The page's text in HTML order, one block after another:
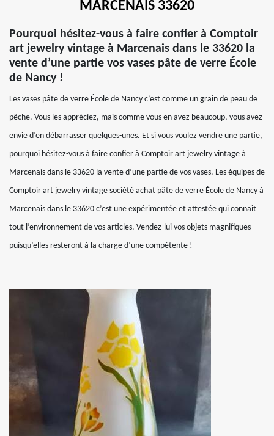
MARCENAIS 33620
Pourquoi hésitez-vous à faire confier à Comptoir
art jewelry vintage à Marcenais dans le 33620 la
vente d’une partie vos vases pâte de verre École
de Nancy !
Les vases pâte de verre École de Nancy c’est comme un grain de peau de
pêche. Vous les appréciez, mais comme vous en avez beaucoup, vous avez
envie d’en débarrasser quelques-unes. Et si vous voulez vendre une partie,
pourquoi hésitez-vous à faire confier à Comptoir art jewelry vintage à
Marcenais dans le 33620 la vente d’une partie de vos vases. Les équipes de
Comptoir art jewelry vintage société achat pâte de verre École de Nancy à
Marcenais dans le 33620 c’est une expérimentée et attestée qui connait
tout l’environnement de vos articles. Vendez-lui vos objets magnifiques
puisqu’elles resteront à la charge d’une compétente !